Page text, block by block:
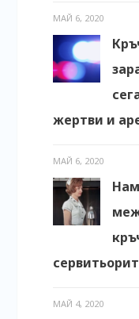
МАЙ 6, 2020
жертви и
МАЙ 6, 2020
МАЙ 4, 2020